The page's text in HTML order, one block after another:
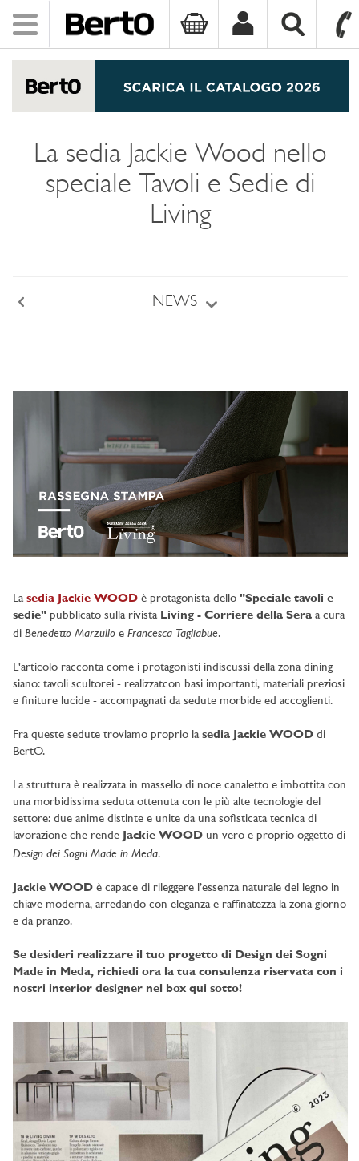
Toggle
navigation
La sedia Jackie Wood nello
speciale Tavoli e Sedie di
Living
NEWS
La sedia Jackie WOOD è protagonista dello "Speciale tavoli e
sedie" pubblicato sulla rivista Living - Corriere della Sera a cura
di Benedetto Marzullo e Francesca Tagliabue.
L'articolo racconta come i protagonisti indiscussi della zona dining
siano: tavoli scultorei - realizzatcon basi importanti, materiali preziosi
e finiture lucide - accompagnati da sedute morbide ed accoglienti.
Fra queste sedute troviamo proprio la sedia Jackie WOOD di
BertO.
La struttura è realizzata in massello di noce canaletto e imbottita con
una morbidissima seduta ottenuta con le più alte tecnologie del
settore: due anime distinte e unite da una sofisticata tecnica di
lavorazione che rende Jackie WOOD un vero e proprio oggetto di
Design dei Sogni Made in Meda.
Jackie WOOD è capace di rileggere l’essenza naturale del legno in
chiave moderna, arredando con eleganza e raffinatezza la zona giorno
e da pranzo.
Se desideri realizzare il tuo progetto di Design dei Sogni
Made in Meda, richiedi ora la tua consulenza riservata con i
nostri interior designer nel box qui sotto!